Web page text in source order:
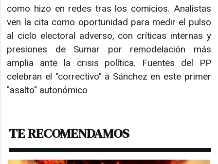
como hizo en redes tras los comicios. Analistas
ven la cita como oportunidad para medir el pulso
al ciclo electoral adverso, con críticas internas y
presiones de Sumar por remodelación más
amplia ante la crisis política. Fuentes del PP
celebran el "correctivo" a Sánchez en este primer
"asalto" autonómico
TE RECOMENDAMOS